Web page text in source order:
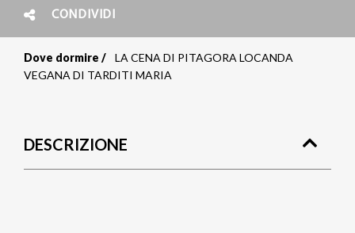
CONDIVIDI
Briciole
pane
Dove dormire
LA CENA DI PITAGORA LOCANDA
VEGANA DI TARDITI MARIA
DESCRIZIONE